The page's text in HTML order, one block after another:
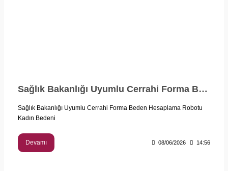
Sağlık Bakanlığı Uyumlu Cerrahi Forma Beden Hesaplama Robotu Erkek Bedeni
Sağlık Bakanlığı Uyumlu Cerrahi Forma Beden Hesaplama Robotu
Kadın Bedeni
Devamı 08/06/2026 14:56